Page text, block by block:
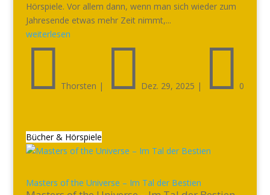
Hörspiele. Vor allem dann, wenn man sich wieder zum
Jahresende etwas mehr Zeit nimmt,...
weiterlesen
 Thorsten |  Dez. 29, 2025 |  0
Bücher & Hörspiele
Masters of the Universe – Im Tal der Bestien